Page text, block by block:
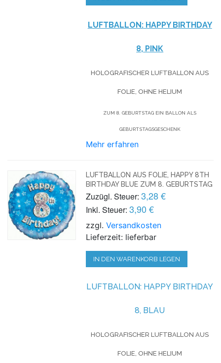
LUFTBALLON:HAPPY BIRTHDAY
8, PINK
HOLOGRAFISCHER LUFTBALLON AUS
FOLIE, OHNE HELIUM
ZUM 8. GEBURTSTAG EIN BALLON ALS
GEBURTSTAGSGESCHENK
Mehr erfahren
LUFTBALLON AUS FOLIE, HAPPY 8TH
BIRTHDAY BLUE ZUM 8. GEBURTSTAG
Zuzügl. Steuer: 3,28 €
Inkl. Steuer: 3,90 €
zzgl.Versandkosten
Lieferzeit: lieferbar
IN DEN WARENKORB LEGEN
LUFTBALLON: HAPPY BIRTHDAY
8, BLAU
HOLOGRAFISCHER LUFTBALLON AUS
FOLIE, OHNE HELIUM